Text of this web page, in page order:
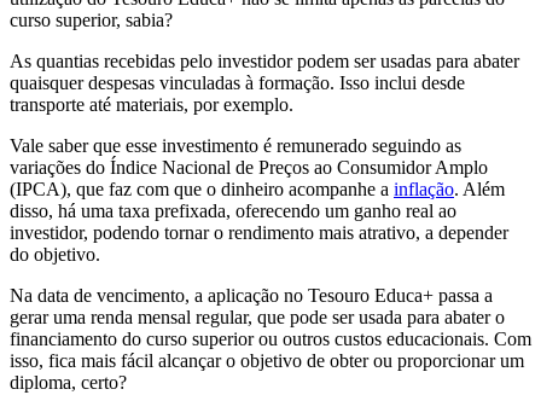
curso superior, sabia?
As quantias recebidas pelo investidor podem ser usadas para abater
quaisquer despesas vinculadas à formação. Isso inclui desde
transporte até materiais, por exemplo.
Vale saber que esse investimento é remunerado seguindo as
variações do Índice Nacional de Preços ao Consumidor Amplo
(IPCA), que faz com que o dinheiro acompanhe a inflação. Além
disso, há uma taxa prefixada, oferecendo um ganho real ao
investidor, podendo tornar o rendimento mais atrativo, a depender
do objetivo.
Na data de vencimento, a aplicação no Tesouro Educa+ passa a
gerar uma renda mensal regular, que pode ser usada para abater o
financiamento do curso superior ou outros custos educacionais. Com
isso, fica mais fácil alcançar o objetivo de obter ou proporcionar um
diploma, certo?